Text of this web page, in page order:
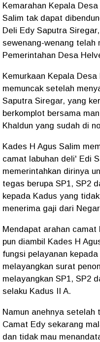
Kemarahan Kepala
Salim tak dapat
Deli Edy Saputra
sewenang-wenang telah
Pemerintahan Desa
Kemurkaan Kepala Desa
memuncak setelah
Saputra Siregar, yang
berkomplot bersama
Khaldun yang sudah di
Kades H Agus Salim
camat labuhan deli' Edi
memerintahkan dirinya
tegas berupa SP1, SP2
kepada Kadus yang
menerima gaji dari
Mendapat arahan
pun diambil Kades H
fungsi pelayanan
melayangkan surat
melayangkan SP1, SP2
selaku Kadus II A.
Namun anehnya setelah
Camat Edy sekarang
dan tidak mau